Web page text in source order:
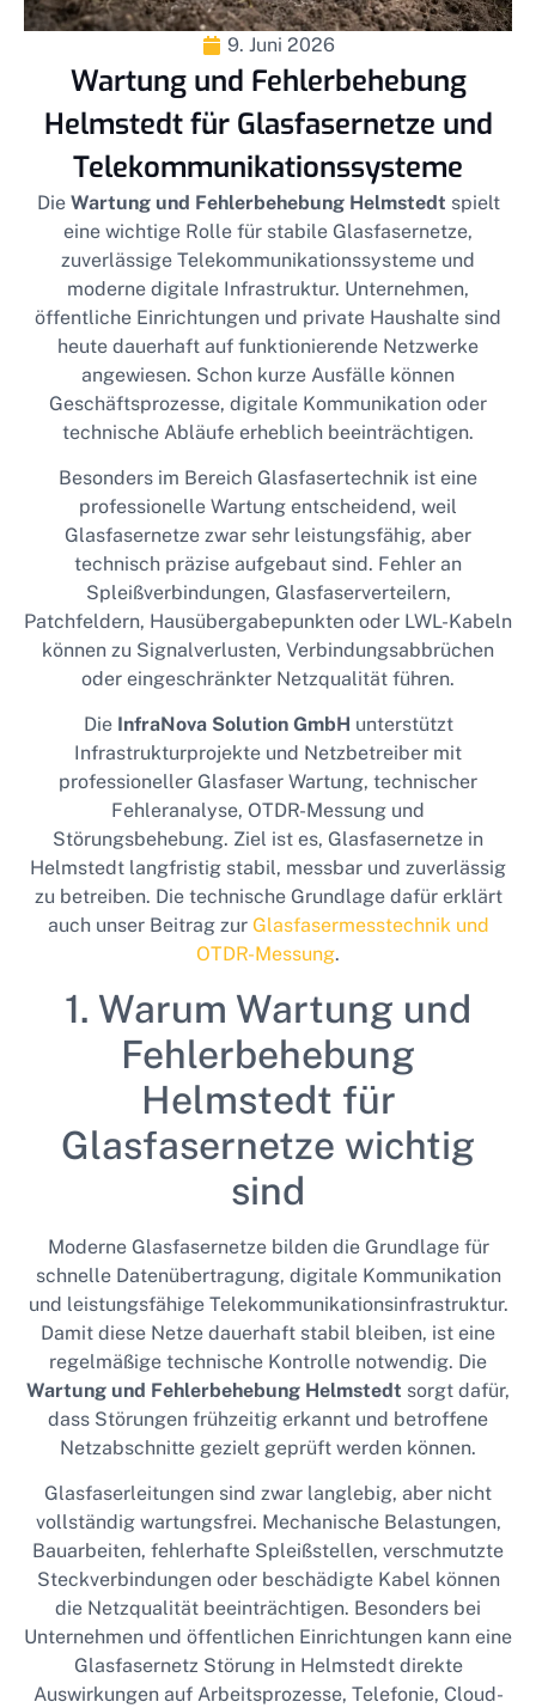
9. Juni 2026
Wartung und Fehlerbehebung
Helmstedt für Glasfasernetze und
Telekommunikationssysteme
Die Wartung und Fehlerbehebung Helmstedt spielt
eine wichtige Rolle für stabile Glasfasernetze,
zuverlässige Telekommunikationssysteme und
moderne digitale Infrastruktur. Unternehmen,
öffentliche Einrichtungen und private Haushalte sind
heute dauerhaft auf funktionierende Netzwerke
angewiesen. Schon kurze Ausfälle können
Geschäftsprozesse, digitale Kommunikation oder
technische Abläufe erheblich beeinträchtigen.
Besonders im Bereich Glasfasertechnik ist eine
professionelle Wartung entscheidend, weil
Glasfasernetze zwar sehr leistungsfähig, aber
technisch präzise aufgebaut sind. Fehler an
Spleißverbindungen, Glasfaserverteilern,
Patchfeldern, Hausübergabepunkten oder LWL-Kabeln
können zu Signalverlusten, Verbindungsabbrüchen
oder eingeschränkter Netzqualität führen.
Die InfraNova Solution GmbH unterstützt
Infrastrukturprojekte und Netzbetreiber mit
professioneller Glasfaser Wartung, technischer
Fehleranalyse, OTDR-Messung und
Störungsbehebung. Ziel ist es, Glasfasernetze in
Helmstedt langfristig stabil, messbar und zuverlässig
zu betreiben. Die technische Grundlage dafür erklärt
auch unser Beitrag zur Glasfasermesstechnik und
OTDR-Messung.
1. Warum Wartung und
Fehlerbehebung
Helmstedt für
Glasfasernetze wichtig
sind
Moderne Glasfasernetze bilden die Grundlage für
schnelle Datenübertragung, digitale Kommunikation
und leistungsfähige Telekommunikationsinfrastruktur.
Damit diese Netze dauerhaft stabil bleiben, ist eine
regelmäßige technische Kontrolle notwendig. Die
Wartung und Fehlerbehebung Helmstedt sorgt dafür,
dass Störungen frühzeitig erkannt und betroffene
Netzabschnitte gezielt geprüft werden können.
Glasfaserleitungen sind zwar langlebig, aber nicht
vollständig wartungsfrei. Mechanische Belastungen,
Bauarbeiten, fehlerhafte Spleißstellen, verschmutzte
Steckverbindungen oder beschädigte Kabel können
die Netzqualität beeinträchtigen. Besonders bei
Unternehmen und öffentlichen Einrichtungen kann eine
Glasfasernetz Störung in Helmstedt direkte
Auswirkungen auf Arbeitsprozesse, Telefonie, Cloud-